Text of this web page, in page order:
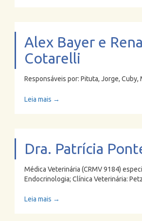
Alex Bayer e
Cotarelli
Responsáveis por: Pituta, Jorge, Cuby,
Leia mais →
Dra. Patrícia
Médica Veterinária (CRMV 9184)
Endocrinologia; Clínica Veterinária:
Leia mais →